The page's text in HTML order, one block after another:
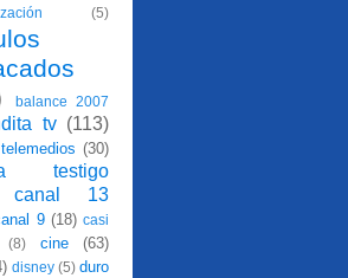
(5)
balance 2007
tv (113)
(30)
testigo
canal 13
9 (18) casi
(8) cine
(63)
disney (5) duro